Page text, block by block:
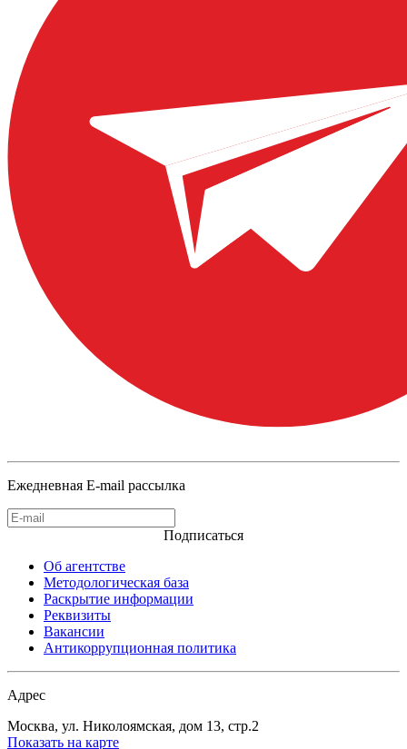
Ежедневная E-mail рассылка
Подписаться
Об агентстве
Методологическая база
Раскрытие информации
Реквизиты
Вакансии
Антикоррупционная политика
Адрес
Москва, ул. Николоямская, дом 13, стр.2
Показать на карте